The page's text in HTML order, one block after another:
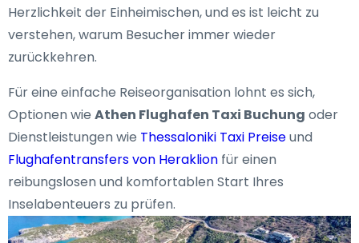
Herzlichkeit der Einheimischen, und es ist leicht zu
verstehen, warum Besucher immer wieder
zurückkehren.
Für eine einfache Reiseorganisation lohnt es sich,
Optionen wie Athen Flughafen Taxi Buchung oder
Dienstleistungen wie Thessaloniki Taxi Preiseund
Flughafentransfers von Heraklion für einen
reibungslosen und komfortablen Start Ihres
Inselabenteuers zu prüfen.